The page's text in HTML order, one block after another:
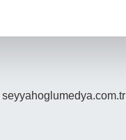
seyyahoglumedya.com.tr